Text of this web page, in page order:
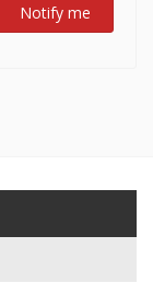
Notify me